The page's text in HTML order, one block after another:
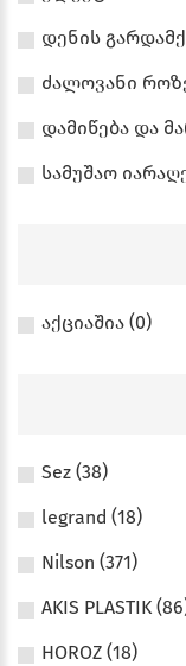
დენის
ძალოვანი
დამიწება და
სამუშაო
აქციაშია (0)
Sez (38)
legrand (18)
Nilson (371)
AKIS PLASTIK
HOROZ (18)